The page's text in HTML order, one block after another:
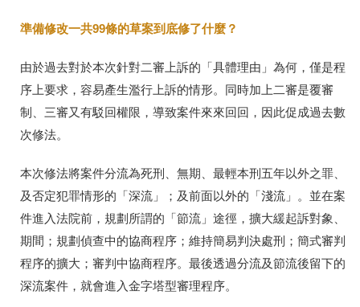
準備修改一共99條的草案到底修了什麼？
由於過去對於本次針對二審上訴的「具體理由」為何，僅是程
序上要求，容易產生濫行上訴的情形。同時加上二審是覆審
制、三審又有駁回權限，導致案件來來回回，因此促成過去數
次修法。
本次修法將案件分流為死刑、無期、最輕本刑五年以外之罪、
及否定犯罪情形的「深流」；及前面以外的「淺流」。並在案
件進入法院前，規劃所謂的「節流」途徑，擴大緩起訴對象、
期間；規劃偵查中的協商程序；維持簡易判決處刑；簡式審判
程序的擴大；審判中協商程序。最後透過分流及節流後留下的
深流案件，就會進入金字塔型審理程序。